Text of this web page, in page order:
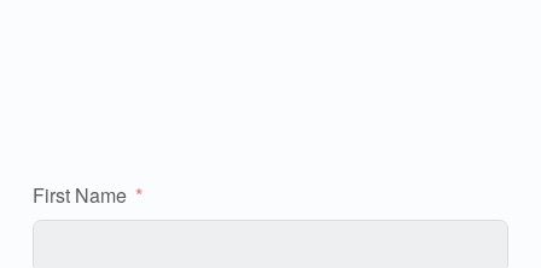
First Name